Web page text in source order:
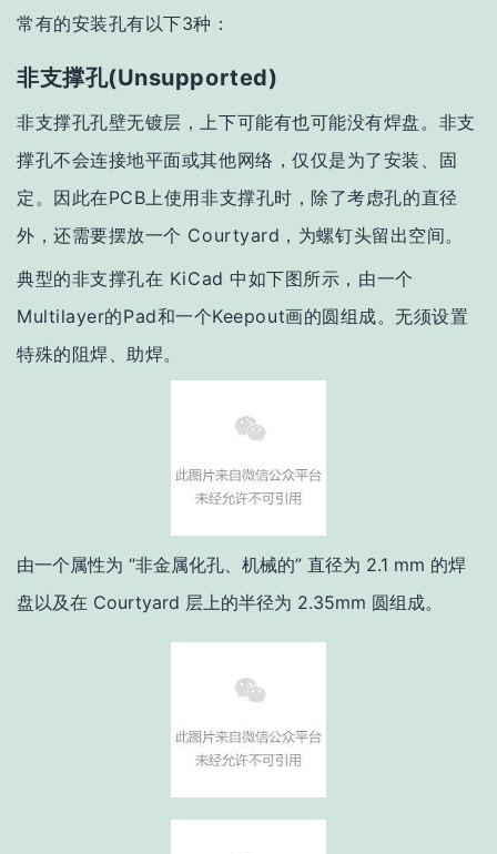
常有的安装孔有以下3种：
非支撑孔(Unsupported)
非支撑孔孔壁无镀层，上下可能有也可能没有焊盘。非支
撑孔不会连接地平面或其他网络，仅仅是为了安装、固
定。因此在PCB上使用非支撑孔时，除了考虑孔的直径
外，还需要摆放一个 Courtyard，为螺钉头留出空间。
典型的非支撑孔在 KiCad 中如下图所示，由一个
Multilayer的Pad和一个Keepout画的圆组成。无须设置
特殊的阻焊、助焊。
由一个属性为 “非金属化孔、机械的” 直径为 2.1 mm 的焊
盘以及在 Courtyard 层上的半径为 2.35mm 圆组成。